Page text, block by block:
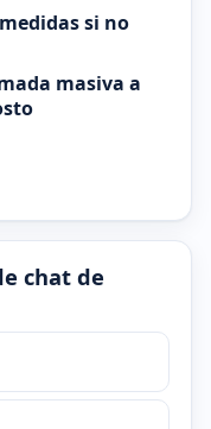
si no
masiva a
chat de